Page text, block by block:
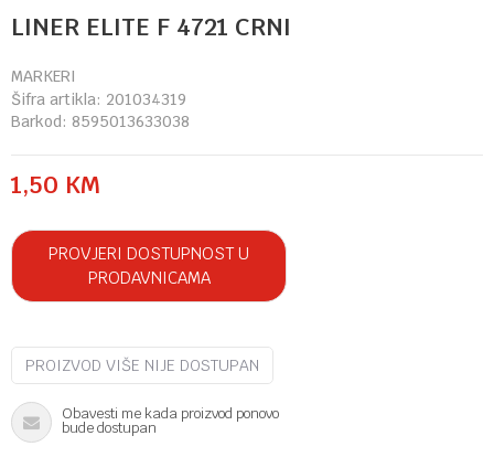
LINER ELITE F 4721 CRNI
MARKERI
Šifra artikla: 201034319
Barkod: 8595013633038
1,50 KM
PROVJERI DOSTUPNOST U
PRODAVNICAMA
PROIZVOD VIŠE NIJE DOSTUPAN
Obavesti me kada proizvod ponovo
bude dostupan